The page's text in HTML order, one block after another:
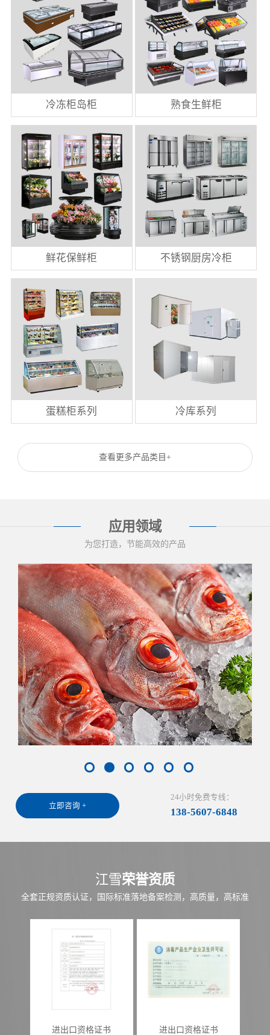
冷冻柜岛柜 熟食生鲜柜
鲜花保鲜柜 不锈钢厨房冷柜
蛋糕柜系列 冷库系列
查看更多产品类目+
应用领域
为您打造，节能高效的产品
立即咨询 +
24小时免费专线：
138-5607-6848
江雪荣誉资质
全套正规资质认证，国际标准落地备案检测，高质量，高标准
进出口资格证书 进出口资格证书